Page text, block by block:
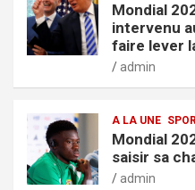
Mondial
intervenu
faire lever
admin
A LA UNE
Mondial
saisir sa
admin